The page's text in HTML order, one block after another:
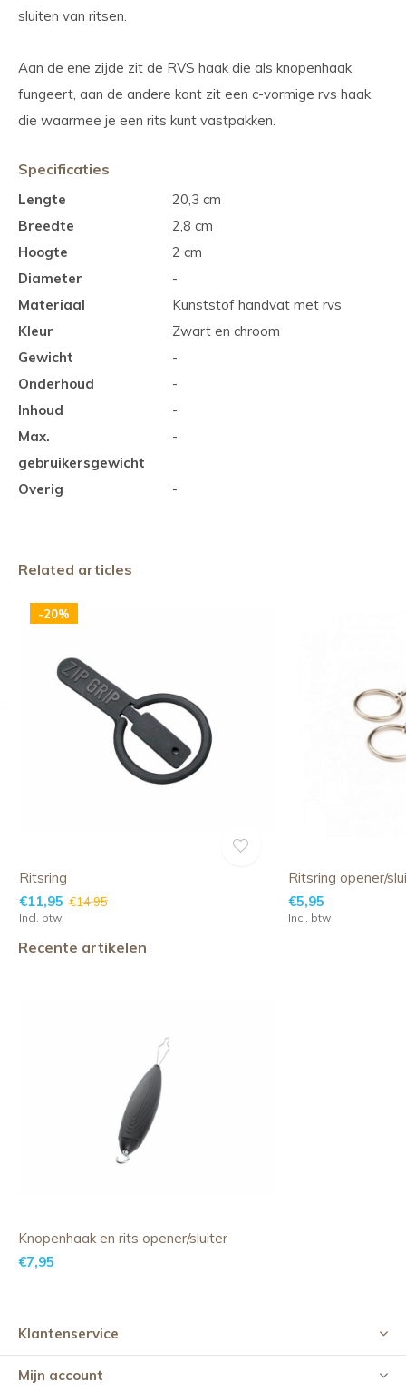
sluiten van ritsen.
Aan de ene zijde zit de RVS haak die als knopenhaak
fungeert, aan de andere kant zit een c-vormige rvs haak
die waarmee je een rits kunt vastpakken.
Specificaties
Lengte
20,3 cm
Breedte
2,8 cm
Hoogte
2 cm
Diameter
-
Materiaal
Kunststof handvat met rvs
Kleur
Zwart en chroom
Gewicht
-
Onderhoud
-
Inhoud
-
Max.
gebruikersgewicht
-
Overig -
Related articles
-20%
Ritsring
€11,95 €14,95
Incl. btw
Ritsring opener/
€5,95
Incl. btw
Recente artikelen
Knopenhaak en rits opener/sluiter
€7,95
Klantenservice
Mijn account